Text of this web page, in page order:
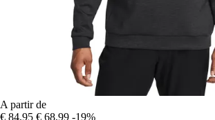
A partir de
€ 84,95 € 68,99 -19%